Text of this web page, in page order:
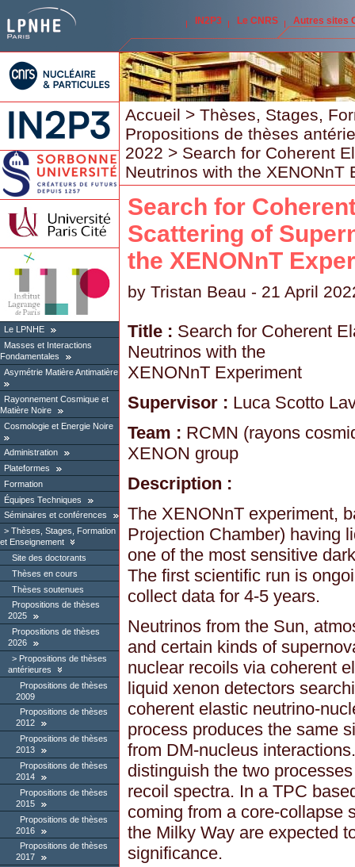
IN2P3 Le CNRS Autres sites
Le LPNHE
Masses et Interactions
Fondamentales
Asymétrie Matière Antimatière
Rayonnement Cosmique et
Matière Noire
Cosmologie et Energie Noire
Administration
Plateformes
Formation
Équipes Techniques
Séminaires et conférences
Thèses, Stages, Formation
et Enseignement
Site des doctorants
Thèses en cours
Thèses soutenues
Propositions de thèses
2025
Propositions de thèses
2026
Propositions de thèses
antérieures
Propositions de thèses
2009
Propositions de thèses
2012
Propositions de thèses
2013
Propositions de thèses
2014
Propositions de thèses
2015
Propositions de thèses
2016
Propositions de thèses
2017
Accueil > Thèses, Stages,
Propositions de thèses
2022 > Search for Coherent
Neutrinos with the XENONnT
Search for
Scattering of
the XENONnT
by Tristan Beau - 21 April
Title : Search for Coherent
Neutrinos with the
XENONnT Experiment
Supervisor : Luca Scotto
Team : RCMN (rayons
XENON group
Description :
The XENONnT experiment,
Projection Chamber) having
one of the most sensitive
The first scientific run is
collect data for 4-5 years.
Neutrinos from the Sun,
and certain kinds of
nuclear recoils via coherent
liquid xenon detectors
coherent elastic neutrino-
process produces the same
from DM-nucleus
distinguish the two
recoil spectra. In a TPC
coming from a core-collapse
the Milky Way are expected
significance.